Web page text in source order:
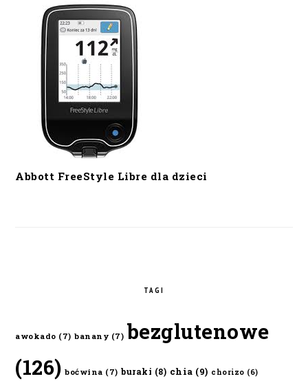
Abbott FreeStyle Libre dla dzieci
TAGI
awokado (7) banany (7) bezglutenowe
(126) boćwina (7) buraki (8) chia (9) chorizo (6)